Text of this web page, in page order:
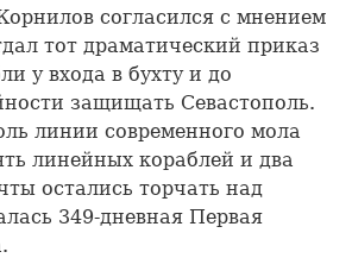
согласился с мнением
тот драматический приказ
у входа в бухту и до
защищать Севастополь.
линии современного мола
линейных кораблей и два
остались торчать над
349-дневная Первая